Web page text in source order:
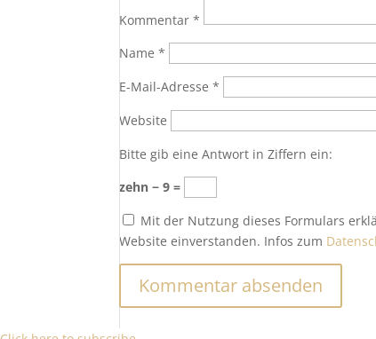
Kommentar*
Name*
E-Mail-Adresse*
Website
Bitte gib eine Antwort in Ziffern ein:
zehn − 9 =
Mit der Nutzung dieses Formulars
Website einverstanden. Infos zum